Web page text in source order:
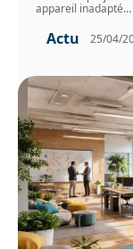
appareil inadapté…
Actu 25/04/